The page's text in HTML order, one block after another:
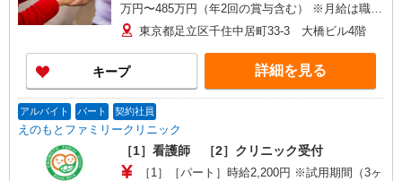
万円〜485万円（年2回の賞与含む） ※月給は職務
手当、働きがい向上手当等、毎月平均的に支払わ
れる手当を含みます。 ◎月給は経験により異なり
ます。 ◎残業時は別途時間外手当支給（超過1
分〜） ◎賞与 基本給2.08ヶ月分/年支給
東京都足立区千住中居町33-3 大橋ビル4階
キープ 詳細を見る
アルバイト パート 契約社員
えのもとファミリークリニック
［1］看護師 ［2］クリニック受付
［1］［パート］時給2,200円 ※試用期間（3ヶ